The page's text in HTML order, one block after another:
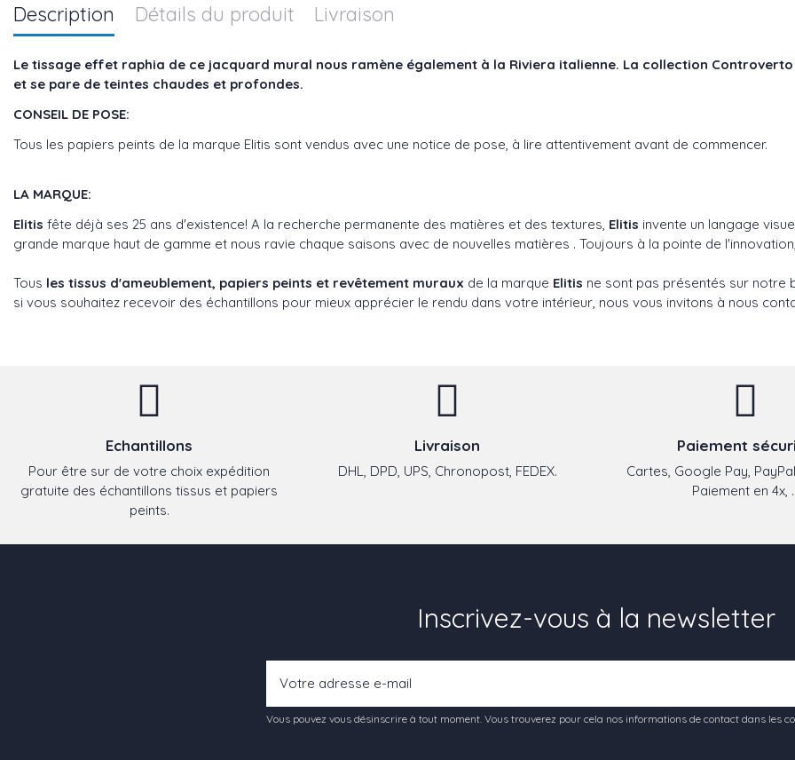
Description Détails du produit Livraison
Le tissage effet raphia de ce jacquard mural nous ramène également à la Riviera italienne. La collection
et se pare de teintes chaudes et profondes.
CONSEIL DE POSE:
Tous les papiers peints de la marque Elitis sont vendus avec une notice de pose, à lire attentivement avant de commencer.
LA MARQUE:
Elitis fête déjà ses 25 ans d'existence! A la recherche permanente des matières et des textures, Elitis invente un langage
grande marque haut de gamme et nous ravie chaque saisons avec de nouvelles matières . Toujours à la pointe de
Tous les tissus d'ameublement, papiers peints et revêtement muraux de la marque Elitis ne sont pas présentés sur notre
si vous souhaitez recevoir des échantillons pour mieux apprécier le rendu dans votre intérieur, nous vous invitons à nous
Echantillons
Pour être sur de votre choix expédition
gratuite des échantillons tissus et papiers
peints.
Livraison
DHL, DPD, UPS, Chronopost, FEDEX.
Paiement
Cartes, Google Pay,
Paiement en 4x,
Inscrivez-vous à la newsletter
Vous pouvez vous désinscrire à tout moment. Vous trouverez pour cela nos informations de contact dans les